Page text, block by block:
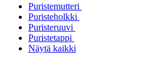
Puristemutteri
Puristeholkki
Puristeruuvi
Puristetappi
Näytä kaikki